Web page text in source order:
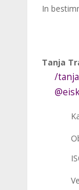
In
Tanja
/